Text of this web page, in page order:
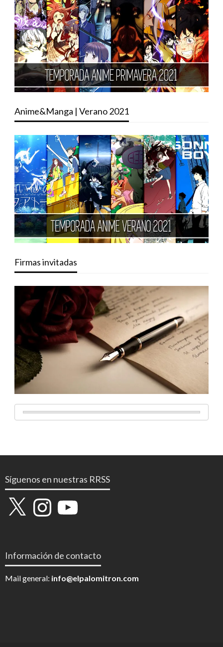
Anime&Manga | Verano 2021
Firmas invitadas
Síguenos en nuestras RRSS
X InstagramYouTube
Información de contacto
Mail general: info@elpalomitron.com